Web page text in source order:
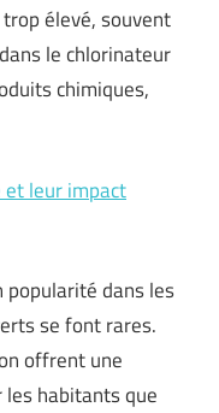
élevé, souvent
le chlorinateur
chimiques,
et leur impact
dans les
se font rares.
offrent une
habitants que